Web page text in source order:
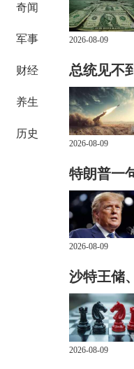
奇闻
军事
财经
养生
历史
2026-08-09
总统见不
2026-08-09
特朗普一
2026-08-09
沙特王储
2026-08-09